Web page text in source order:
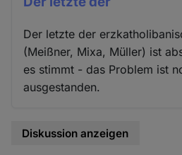
Der letzte der
(Meißner, Mixa, Müller) ist
es stimmt - das Problem ist
ausgestanden.
Diskussion anzeigen